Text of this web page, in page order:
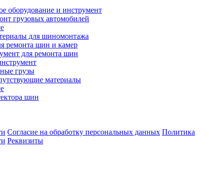
оборудование и инструмент
грузовых автомобилей
для шиномонтажа
ремонта шин и камер
для ремонта шин
грузы
материалы
шин
Согласие на обработку персональных данных Политика
Реквизиты